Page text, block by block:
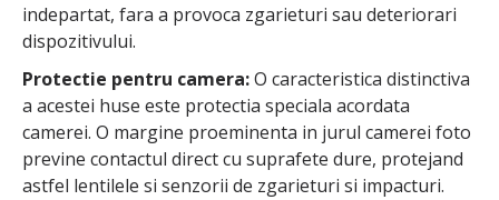
indepartat, fara a provoca zgarieturi sau deteriorari
dispozitivului.
Protectie pentru camera:O caracteristica distinctiva
a acestei huse este protectia speciala acordata
camerei. O margine proeminenta in jurul camerei foto
previne contactul direct cu suprafete dure, protejand
astfel lentilele si senzorii de zgarieturi si impacturi.